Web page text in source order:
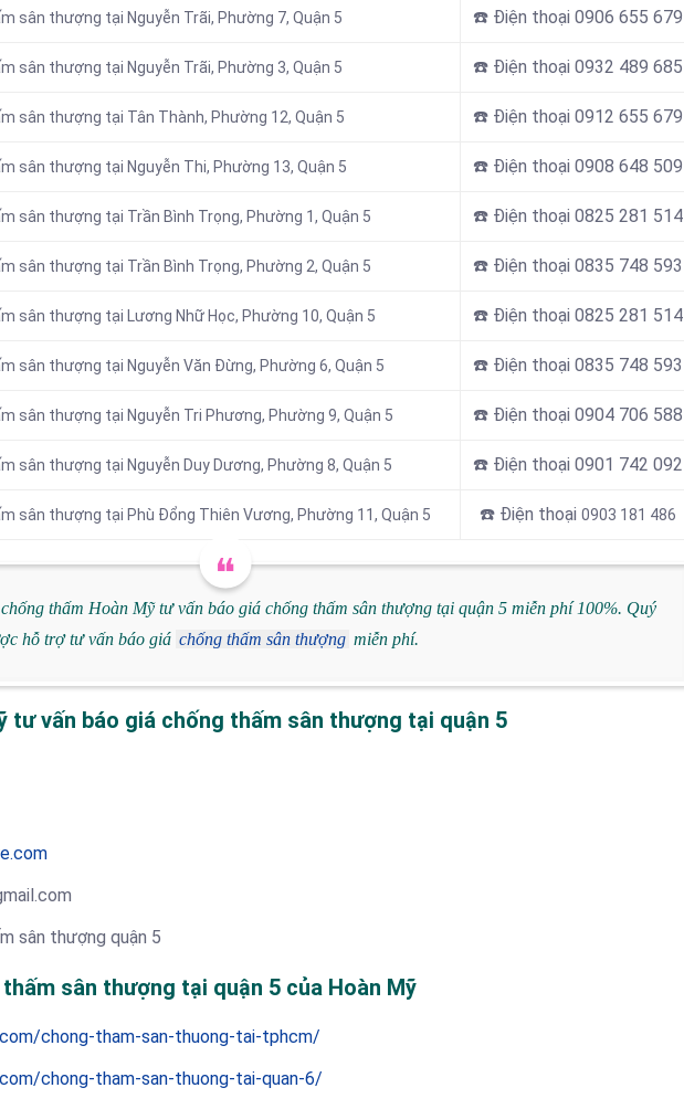
sân thượng tại Nguyễn Trãi, Phường 7, Quận 5 ☎️ Điện thoại 0906 655 679
sân thượng tại Nguyễn Trãi, Phường 3, Quận 5 ☎️ Điện thoại 0932 489 685
sân thượng tại Tân Thành, Phường 12, Quận 5 ☎️ Điện thoại 0912 655 679
sân thượng tại Nguyễn Thi, Phường 13, Quận 5 ☎️ Điện thoại 0908 648 509
sân thượng tại Trần Bình Trọng, Phường 1, Quận 5 ☎️ Điện thoại 0825 281 514
sân thượng tại Trần Bình Trọng, Phường 2, Quận 5 ☎️ Điện thoại 0835 748 593
sân thượng tại Lương Nhữ Học, Phường 10, Quận 5 ☎️ Điện thoại 0825 281 514
sân thượng tại Nguyễn Văn Đừng, Phường 6, Quận 5 ☎️ Điện thoại 0835 748 593
sân thượng tại Nguyễn Tri Phương, Phường 9, Quận 5 ☎️ Điện thoại 0904 706 588
sân thượng tại Nguyễn Duy Dương, Phường 8, Quận 5 ☎️ Điện thoại 0901 742 092
sân thượng tại Phù Đổng Thiên Vương, Phường 11, Quận 5 ☎️ Điện thoại 0903 181 486
thấm Hoàn Mỹ tư vấn báo giá chống thấm sân thượng tại quận 5 miễn phí 100%. Quý
hỗ trợ tư vấn báo giá chống thấm sân thượng miễn phí.
tư vấn báo giá chống thấm sân thượng tại quận 5
sân thượng quận 5
sân thượng tại quận 5 của Hoàn Mỹ
chong-tham-san-thuong-tai-tphcm/
chong-tham-san-thuong-tai-quan-6/